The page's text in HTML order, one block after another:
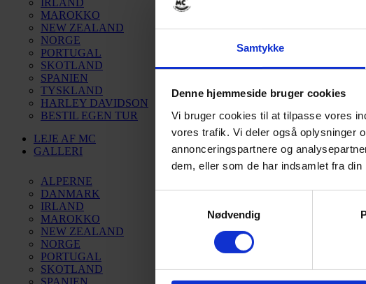
Samtykke
Denne hjemmeside bruger cookies
Vi bruger cookies til at tilpasse vores
vores trafik. Vi deler også oplysninger
annonceringspartnere og
dem, eller som de har indsamlet fra din
Nødvendig
IRLAND
MAROKKO
NEW ZEALAND
NORGE
PORTUGAL
SKOTLAND
SPANIEN
TYSKLAND
HARLEY DAVIDSON
BESTIL EGEN TUR
LEJE AF MC
GALLERI
ALPERNE
DANMARK
IRLAND
MAROKKO
NEW ZEALAND
NORGE
PORTUGAL
SKOTLAND
SPANIEN